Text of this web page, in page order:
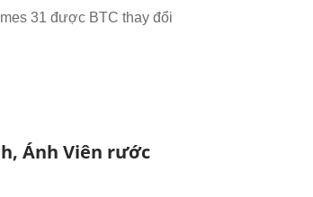
31 được BTC thay đổi
Ánh Viên rước